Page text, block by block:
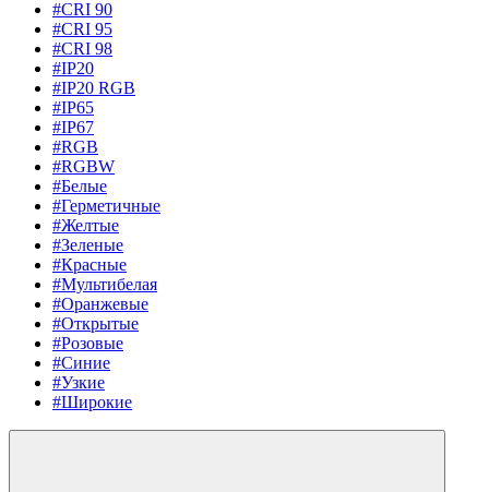
#CRI 90
#CRI 95
#CRI 98
#IP20
#IP20 RGB
#IP65
#IP67
#RGB
#RGBW
#Белые
#Герметичные
#Желтые
#Зеленые
#Красные
#Мультибелая
#Оранжевые
#Открытые
#Розовые
#Синие
#Узкие
#Широкие